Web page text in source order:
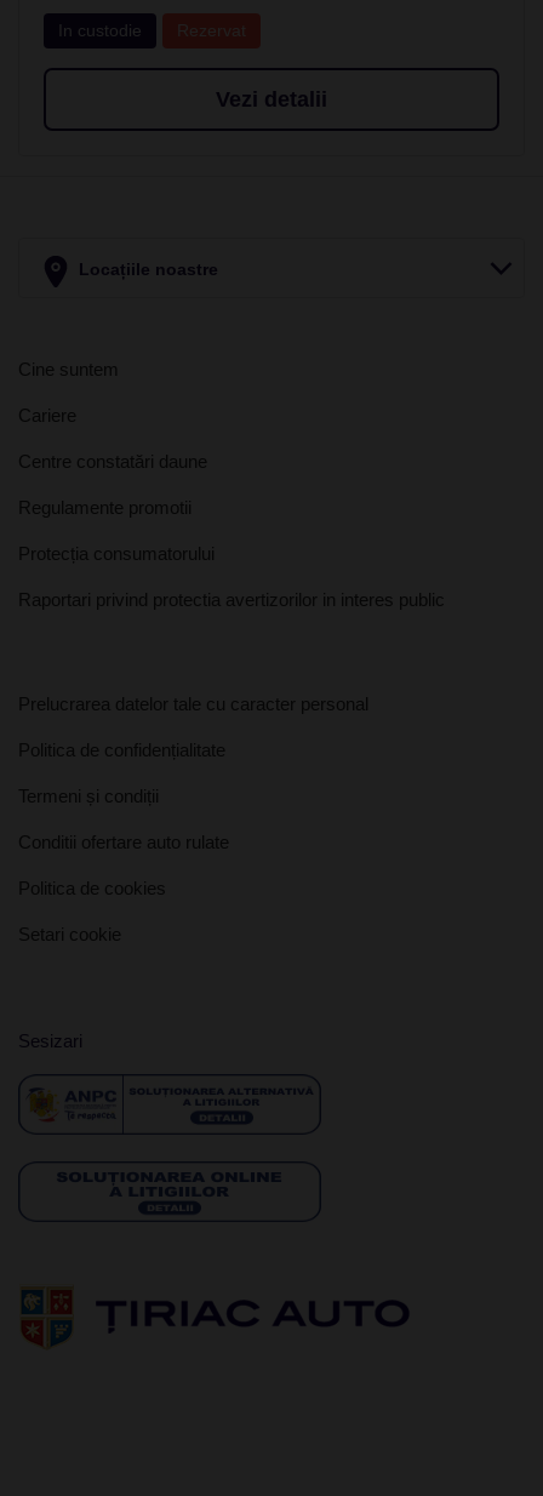
In custodie Rezervat
Vezi detalii
Locațiile noastre
Cine suntem
Cariere
Centre constatări daune
Regulamente promotii
Protecția consumatorului
Raportari privind protectia avertizorilor in interes public
Prelucrarea datelor tale cu caracter personal
Politica de confidențialitate
Termeni și condiții
Conditii ofertare auto rulate
Politica de cookies
Setari cookie
Sesizari